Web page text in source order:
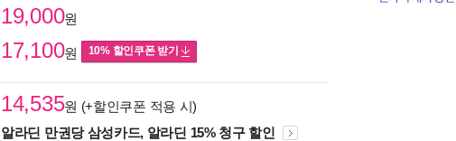
19,000원
17,100원 10% 할인쿠폰 받기
14,535원 (+할인쿠폰 적용 시)
알라딘 만권당 삼성카드, 알라딘 15% 청구 할인